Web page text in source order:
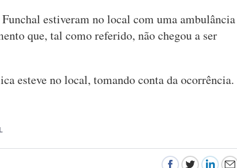
estiveram no local com uma ambulância
que, tal como referido, não chegou a ser
esteve no local, tomando conta da ocorrência.